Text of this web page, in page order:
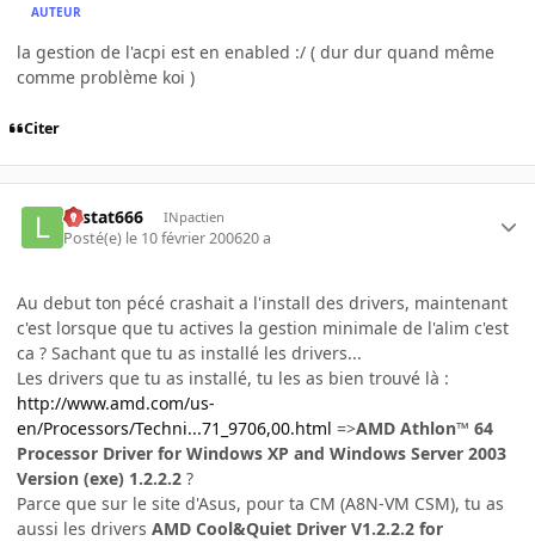
AUTEUR
la gestion de l'acpi est en enabled :/ ( dur dur quand même
comme problème koi )
Citer
Lestat666 INpactien
Posté(e) le 10 février 200620 a
Au debut ton pécé crashait a l'install des drivers, maintenant
c'est lorsque que tu actives la gestion minimale de l'alim c'est
ca ? Sachant que tu as installé les drivers...
Les drivers que tu as installé, tu les as bien trouvé là :
http://www.amd.com/us-
en/Processors/Techni...71_9706,00.html =>AMD Athlon™ 64
Processor Driver for Windows XP and Windows Server 2003
Version (exe) 1.2.2.2 ?
Parce que sur le site d'Asus, pour ta CM (A8N-VM CSM), tu as
aussi les drivers AMD Cool&Quiet Driver V1.2.2.2 for